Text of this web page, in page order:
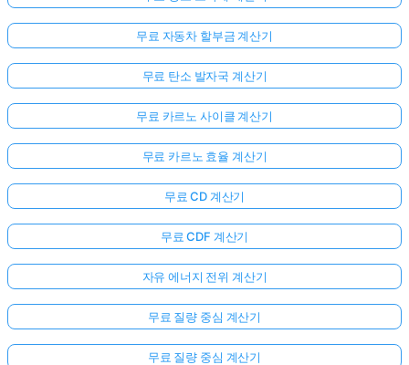
무료 자동차 할부금 계산기
무료 탄소 발자국 계산기
무료 카르노 사이클 계산기
무료 카르노 효율 계산기
무료 CD 계산기
무료 CDF 계산기
자유 에너지 전위 계산기
무료 질량 중심 계산기
무료 질량 중심 계산기